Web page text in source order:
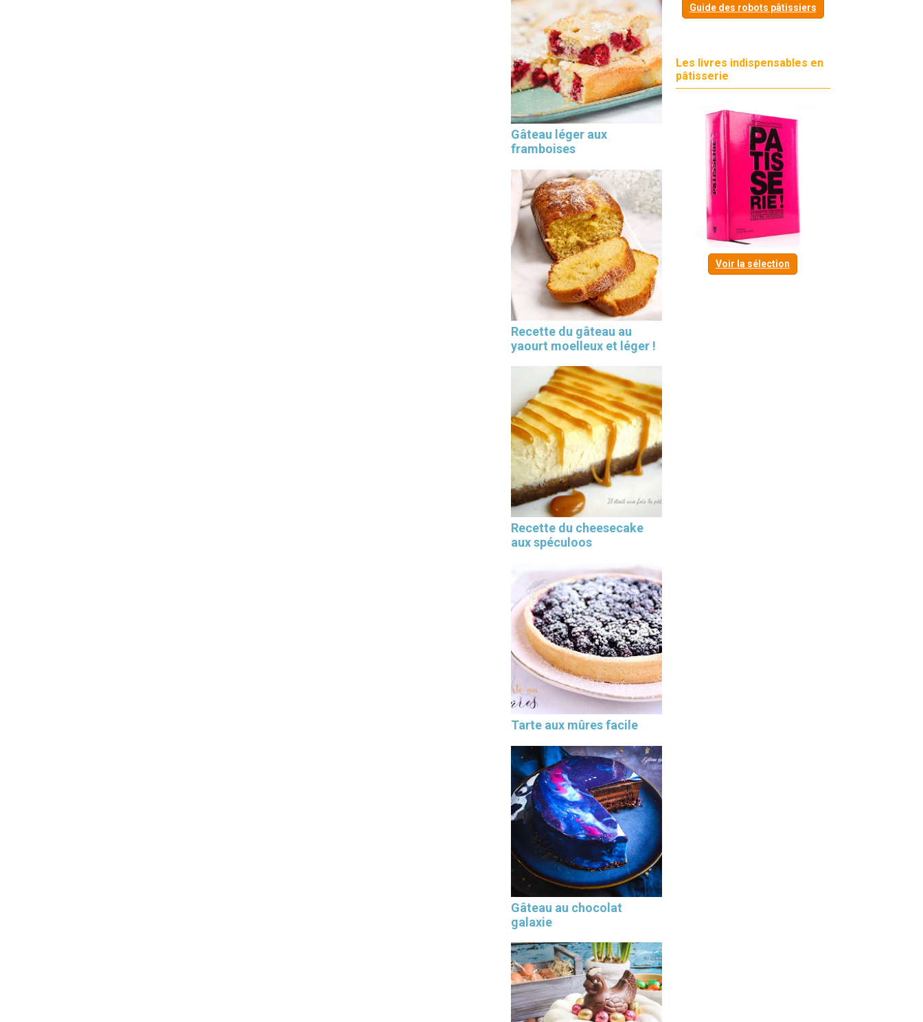
Gâteau léger aux
framboises
Recette du gâteau au
yaourt moelleux et léger !
Recette du cheesecake
aux spéculoos
Tarte aux mûres facile
Gâteau au chocolat
galaxie
Guide des robots pâtissiers
Les livres indispensables en
pâtisserie
Voir la sélection
Les 30 outils indispensables
EN PÂTISSERIE